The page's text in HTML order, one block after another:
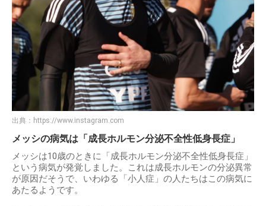
出典： https://www.instagram.com
メッシの病気は「成長ホルモン分泌不全性低身長症」
メッシは10歳のときに「成長ホルモン分泌不全性低身長症」
という病気が発覚しました。これは成長ホルモンの分泌異常
が原因だそうで、いわゆる「小人症」の人たちはこの病気に
あたるようです。